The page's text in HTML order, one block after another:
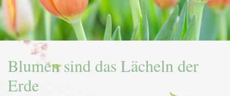
Blumen sind das Lächeln der
Erde